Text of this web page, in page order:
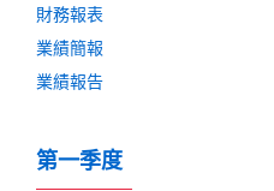
財務報表
業績簡報
業績報告
第一季度